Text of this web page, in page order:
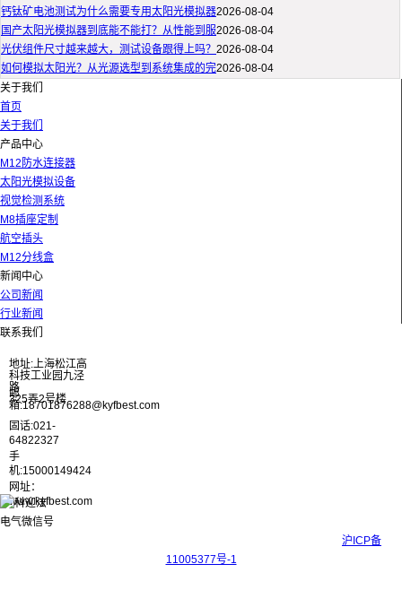
钙钛矿电池测试为什么需要专用太阳光模拟器2026-08-04
国产太阳光模拟器到底能不能打？从性能到服2026-08-04
光伏组件尺寸越来越大，测试设备跟得上吗？ 2026-08-04
如何模拟太阳光？从光源选型到系统集成的完2026-08-04
关于我们
首页
关于我们
产品中心
M12防水连接器
太阳光模拟设备
视觉检测系统
M8插座定制
航空插头
M12分线盒
新闻中心
公司新闻
行业新闻
联系我们
地址:上海松江高
科技工业园九泾
路
325弄2号楼
邮
箱:18701876288@kyfbest.com
固话:021-
64822327
手
机:15000149424
网址：
www.kyfbest.com
沪ICP备
11005377号-1